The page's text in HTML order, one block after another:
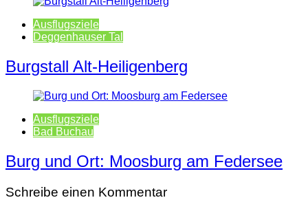
Ausflugsziele
Deggenhauser Tal
Burgstall Alt-Heiligenberg
Ausflugsziele
Bad Buchau
Burg und Ort: Moosburg am Federsee
Schreibe einen Kommentar